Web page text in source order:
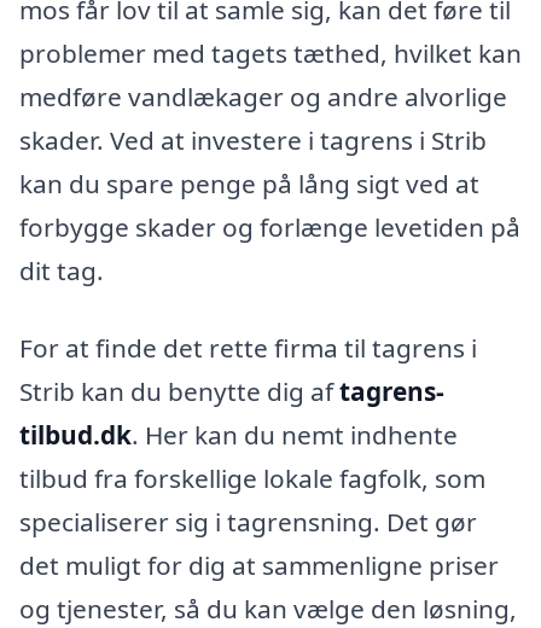
mos får lov til at samle sig, kan det føre til
problemer med tagets tæthed, hvilket kan
medføre vandlækager og andre alvorlige
skader. Ved at investere i tagrens i Strib
kan du spare penge på lång sigt ved at
forbygge skader og forlænge levetiden på
dit tag.
For at finde det rette firma til tagrens i
Strib kan du benytte dig aftagrens-
tilbud.dk. Her kan du nemt indhente
tilbud fra forskellige lokale fagfolk, som
specialiserer sig i tagrensning. Det gør
det muligt for dig at sammenligne priser
og tjenester, så du kan vælge den løsning,